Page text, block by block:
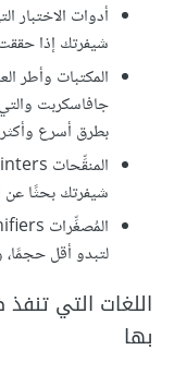
أدوات الاختبار
شيفرتك إذا
جافاسكربت
بطرق أسرع
شيفرتك بحثًا عن
لتبدو أقل حجمًا،
اللغات التي
بها